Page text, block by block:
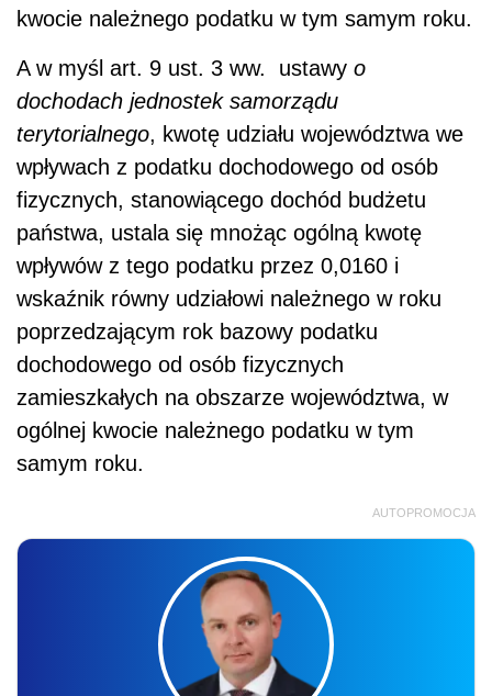
kwocie należnego podatku w tym samym roku.
A w myśl art. 9 ust. 3 ww. ustawy o
dochodach jednostek samorządu
terytorialnego, kwotę udziału województwa we
wpływach z podatku dochodowego od osób
fizycznych, stanowiącego dochód budżetu
państwa, ustala się mnożąc ogólną kwotę
wpływów z tego podatku przez 0,0160 i
wskaźnik równy udziałowi należnego w roku
poprzedzającym rok bazowy podatku
dochodowego od osób fizycznych
zamieszkałych na obszarze województwa, w
ogólnej kwocie należnego podatku w tym
samym roku.
AUTOPROMOCJA